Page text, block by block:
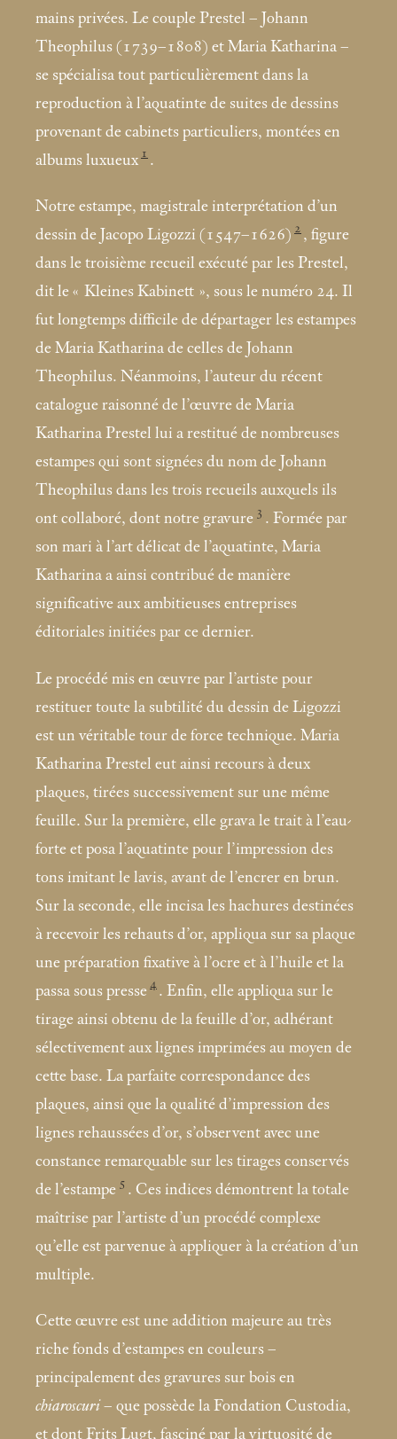
mains privées. Le couple Prestel – Johann
Theophilus (1739–1808) et Maria Katharina –
se spécialisa tout particulièrement dans la
reproduction à l’aquatinte de suites de dessins
provenant de cabinets particuliers, montées en
albums luxueux 1 .
Notre estampe, magistrale interprétation d’un
dessin de Jacopo Ligozzi (1547–1626) 2 , figure
dans le troisième recueil exécuté par les Prestel,
dit le « Kleines Kabinett », sous le numéro 24. Il
fut longtemps difficile de départager les estampes
de Maria Katharina de celles de Johann
Theophilus. Néanmoins, l’auteur du récent
catalogue raisonné de l’œuvre de Maria
Katharina Prestel lui a restitué de nombreuses
estampes qui sont signées du nom de Johann
Theophilus dans les trois recueils auxquels ils
ont collaboré, dont notre gravure 3 . Formée par
son mari à l’art délicat de l’aquatinte, Maria
Katharina a ainsi contribué de manière
significative aux ambitieuses entreprises
éditoriales initiées par ce dernier.
Le procédé mis en œuvre par l’artiste pour
restituer toute la subtilité du dessin de Ligozzi
est un véritable tour de force technique. Maria
Katharina Prestel eut ainsi recours à deux
plaques, tirées successivement sur une même
feuille. Sur la première, elle grava le trait à l’eau-
forte et posa l’aquatinte pour l’impression des
tons imitant le lavis, avant de l’encrer en brun.
Sur la seconde, elle incisa les hachures destinées
à recevoir les rehauts d’or, appliqua sur sa plaque
une préparation fixative à l’ocre et à l’huile et la
passa sous presse4. Enfin, elle appliqua sur le
tirage ainsi obtenu de la feuille d’or, adhérant
sélectivement aux lignes imprimées au moyen de
cette base. La parfaite correspondance des
plaques, ainsi que la qualité d’impression des
lignes rehaussées d’or, s’observent avec une
constance remarquable sur les tirages conservés
de l’estampe 5 . Ces indices démontrent la totale
maîtrise par l’artiste d’un procédé complexe
qu’elle est parvenue à appliquer à la création d’un
multiple.
Cette œuvre est une addition majeure au très
riche fonds d’estampes en couleurs –
principalement des gravures sur bois en
chiaroscuri– que possède la Fondation Custodia,
et dont Frits Lugt, fasciné par la virtuosité de